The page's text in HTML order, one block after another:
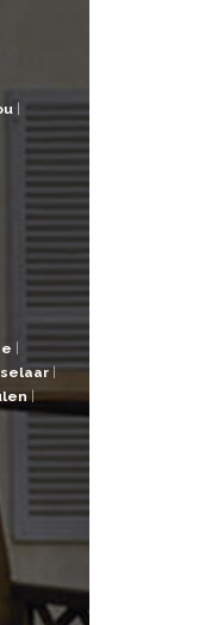
|
|
|
|